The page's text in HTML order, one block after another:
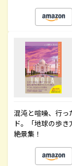
混沌と喧噪、行っ
ド。「地球の歩
絶景集！